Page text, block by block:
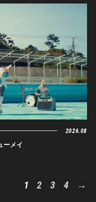
2026.08
ーメイ
1 2 3 4 →